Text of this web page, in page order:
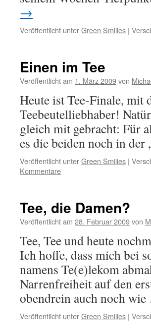
→
Veröffentlicht unterGreen Smilies |
Einen im Tee
Veröffentlicht am 1. März 2009von
Heute ist Tee-Finale,
Teebeutelliebhaber!
gleich mit gebracht: Für
es die beiden noch in der
Veröffentlicht unterGreen Smilies |
Kommentare
Tee, die Damen?
Veröffentlicht am 28. Februar 2009von
Tee, Tee und heute
Ich hoffe, dass mich bei
namens Te(e)lekom
Narrenfreiheit auf den
obendrein auch noch
Veröffentlicht unterGreen Smilies |